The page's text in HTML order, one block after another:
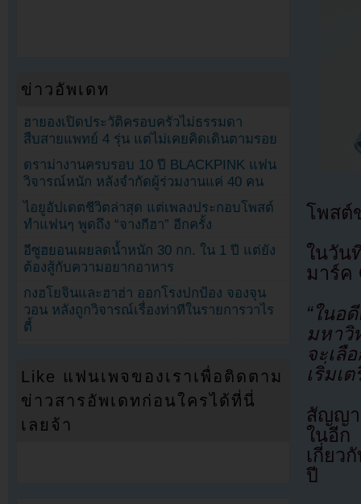
โพสต์
ในวัน
มาร์ค
“ในอ
มหาวิ
จะเลื
เริ่มเ
สัญญา
ในอีก
เกี่ยว
ปี
ข่าวอัพเดท
ฮายองเปิดประวัติครอบครัวไม่ธรรมดา
สืบสายแพทย์ 4 รุ่น แต่ไม่เคยคิดเดินตามรอย
ดราม่างานครบรอบ 10 ปี BLACKPINK แฟน
วิจารณ์หนัก หลังจำกัดผู้ร่วมงานแค่ 40 คน
ไอยูอัปเดตชีวิตล่าสุด แต่เพลงประกอบโพสต์
ทำแฟนๆ พูดถึง “จางกีฮา” อีกครั้ง
อีซูฮยอนเผยลดน้ำหนัก 30 กก. ใน 1 ปี แต่ยัง
ต้องสู้กับความอยากอาหาร
กงฮโยจินและฮาฮ่า ออกโรงปกป้อง จองจุน
วอน หลังถูกวิจารณ์เรื่องท่าทีในรายการวาไร
ตี้
Like แฟนเพจของเราเพื่อติดตาม
ข่าวสารอัพเดทก่อนใครได้ที่นี่
เลยจ้า